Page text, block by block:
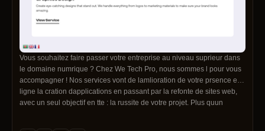
Vous souhaitez faire passer votre entreprise au niveau suprieur dans
le domaine numrique ? Chez We Tech Pro, nous sommes l pour vous
accompagner ! Nos services vont de lamlioration de votre prsence en
ligne la cration dapplications en passant par la refonte de sites web,
avec un seul objectif en tte : la russite de votre projet. Plus quun